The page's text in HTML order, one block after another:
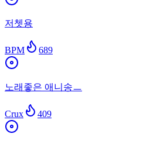
저쳇용
BPM 689
노래좋은 애니송ㅡ
Crux 409